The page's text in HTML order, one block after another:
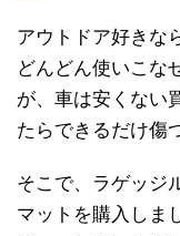
アウトドア好きな
どんどん使いこな
が、車は安くない
たらできるだけ傷
そこで、ラゲッジ
マットを購入しま